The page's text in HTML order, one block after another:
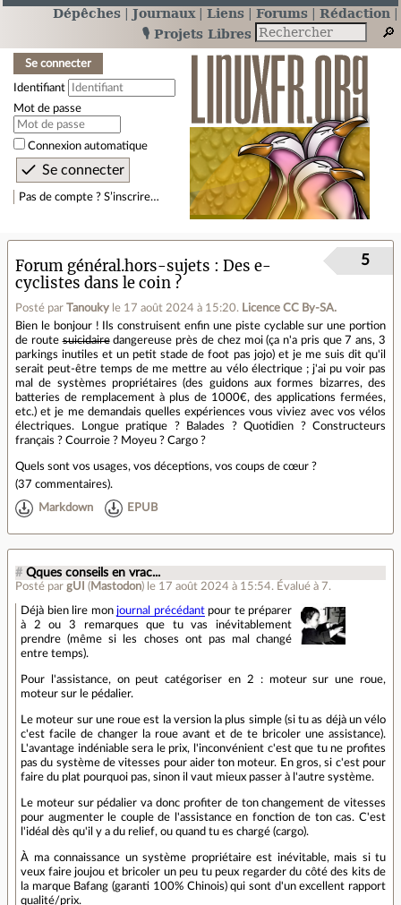
Dépêches Journaux Liens Forums
Rédaction
🎙️ Projets Libres
Se connecter
Identifiant
Mot de passe
Connexion automatique
Pas de compte ? S’inscrire…
Forum général.hors-sujets
Des e-
cyclistes dans le coin ?
Posté par Tanouky le 17 août 2024 à 15:20. Licence CC By‑SA.
5
Bien le bonjour ! Ils construisent enfin une piste cyclable sur une portion
de routesuicidairedangereuse près de chez moi (ça n'a pris que 7 ans, 3
parkings inutiles et un petit stade de foot pas jojo) et je me suis dit qu'il
serait peut-être temps de me mettre au vélo électrique ; j'ai pu voir pas
mal de systèmes propriétaires (des guidons aux formes bizarres, des
batteries de remplacement à plus de 1000€, des applications fermées,
etc.) et je me demandais quelles expériences vous viviez avec vos vélos
électriques. Longue pratique ? Balades ? Quotidien ? Constructeurs
français ? Courroie ? Moyeu ? Cargo ?
Quels sont vos usages, vos déceptions, vos coups de cœur ?
(37 commentaires).
Markdown EPUB
# Qques conseils en vrac...
Posté par gUI ( Mastodon) le 17 août 2024 à 15:54. Évalué à 7.
Déjà bien lire mon journal précédantpour te préparer
à 2 ou 3 remarques que tu vas inévitablement
prendre (même si les choses ont pas mal changé
entre temps).
Pour l'assistance, on peut catégoriser en 2 : moteur sur une roue,
moteur sur le pédalier.
Le moteur sur une roue est la version la plus simple (si tu as déjà un vélo
c'est facile de changer la roue avant et de te bricoler une assistance).
L'avantage indéniable sera le prix, l'inconvénient c'est que tu ne profites
pas du système de vitesses pour aider ton moteur. En gros, si c'est pour
faire du plat pourquoi pas, sinon il vaut mieux passer à l'autre système.
Le moteur sur pédalier va donc profiter de ton changement de vitesses
pour augmenter le couple de l'assistance en fonction de ton cas. C'est
l'idéal dès qu'il y a du relief, ou quand tu es chargé (cargo).
À ma connaissance un système propriétaire est inévitable, mais si tu
veux faire joujou et bricoler un peu tu peux regarder du côté des kits de
la marque Bafang (garanti 100% Chinois) qui sont d'un excellent rapport
qualité/prix.